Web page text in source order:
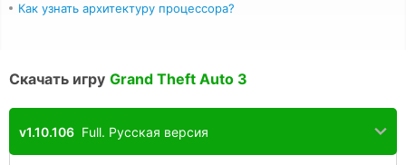
Как узнать архитектуру процессора?
Скачать игру Grand Theft Auto 3
v1.10.106 Full. Русская версия